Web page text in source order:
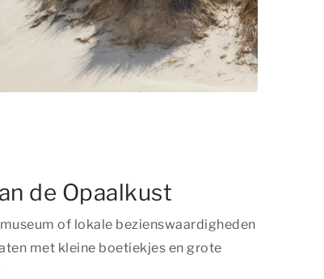
de Opaalkust
of lokale bezienswaardigheden
met kleine boetiekjes en grote